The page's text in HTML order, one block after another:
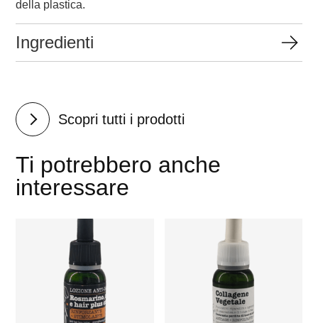
della plastica.
Ingredienti
Ti potrebbero anche
interessare
Scopri tutti i prodotti